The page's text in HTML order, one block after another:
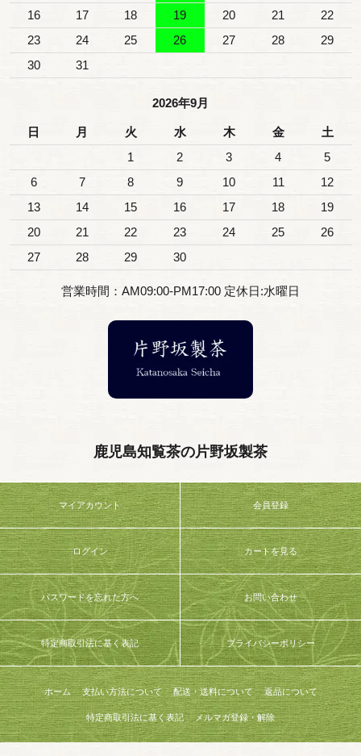
16
17 18 19 20 21
22
23
24 25 26 27 28
29
30
31
2026年9月
日 月 火 水 木 金
土
1
2 3 4
5
6
7 8 9 10 11
12
13
14 15 16 17 18
19
20
21 22 23 24 25
26
27
28 29 30
営業時間：AM09:00-PM17:00 定休日:水曜日
鹿児島知覧茶の片野坂製茶
マイアカウント 会員登録
ログイン カートを見る
パスワードを忘れた方へ お問い合わせ
特定商取引法に基く表記 プライバシーポリシー
ホーム 支払い方法について 配送・送料について 返品について
特定商取引法に基く表記 メルマガ登録・解除